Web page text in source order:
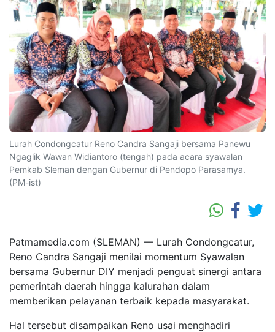
Lurah Condongcatur Reno Candra Sangaji bersama Panewu
Ngaglik Wawan Widiantoro (tengah) pada acara syawalan
Pemkab Sleman dengan Gubernur di Pendopo Parasamya.
(PM-ist)
Patmamedia.com (SLEMAN) — Lurah Condongcatur,
Reno Candra Sangaji menilai momentum Syawalan
bersama Gubernur DIY menjadi penguat sinergi antara
pemerintah daerah hingga kalurahan dalam
memberikan pelayanan terbaik kepada masyarakat.
Hal tersebut disampaikan Reno usai menghadiri